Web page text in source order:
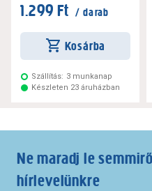
1.299 Ft / darab
Kosárba
Szállítás: 3 munkanap
Készleten 23 áruházban
Ne maradj le
hírlevelünkre